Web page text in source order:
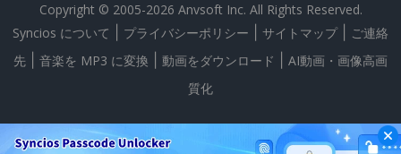
Copyright © 2005-2026 Anvsoft Inc. All Rights Reserved.
Syncios について
プライバシーポリシー サイトマップ
ご連絡
先
音楽を MP3 に変換 動画をダウンロード
AI動画・画像高画
質化